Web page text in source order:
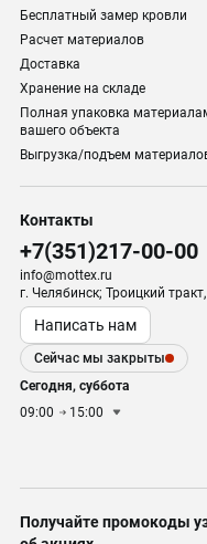
Бесплатный замер кровли
Расчет материалов
Доставка
Хранение на складе
Полная упаковка
вашего объекта
Выгрузка/подъем
Контакты
+7(351)217-00-00
info@mottex.ru
г. Челябинск; Троицкий
Написать нам
Сейчас мы закрыты
Сегодня, суббота
09:00
15:00
Получайте промокоды